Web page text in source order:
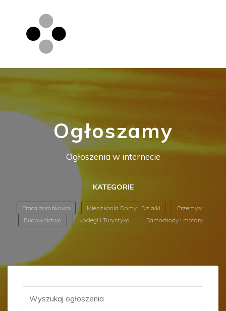
Ogłoszamy
Ogłoszenia w internecie
KATEGORIE
Praca zarobkowa Mieszkania Domy i Działki
Przemysł
Budownictwo
Noclegi i Turystyka Samochody i motory